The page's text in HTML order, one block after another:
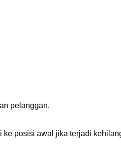
pelanggan.
ke posisi awal jika terjadi